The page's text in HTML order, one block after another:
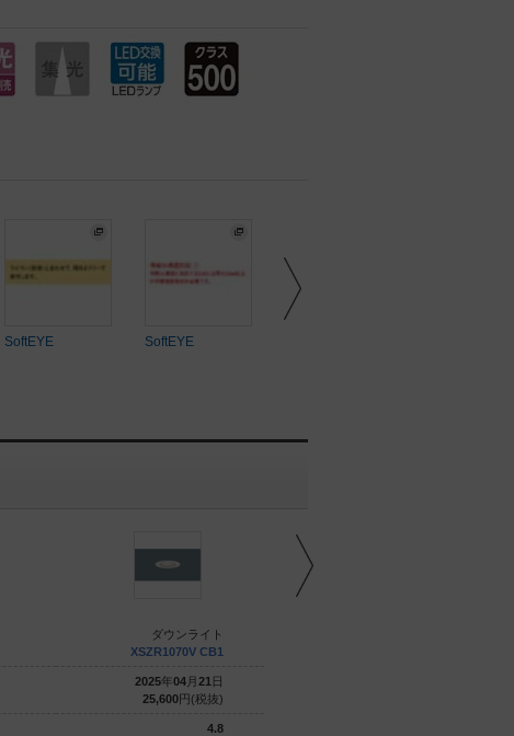
SoftEYE SoftEYE
ダウンライト
XSZR1070V CB1
2025年04月 21 日
25,600円(税抜)
4.8